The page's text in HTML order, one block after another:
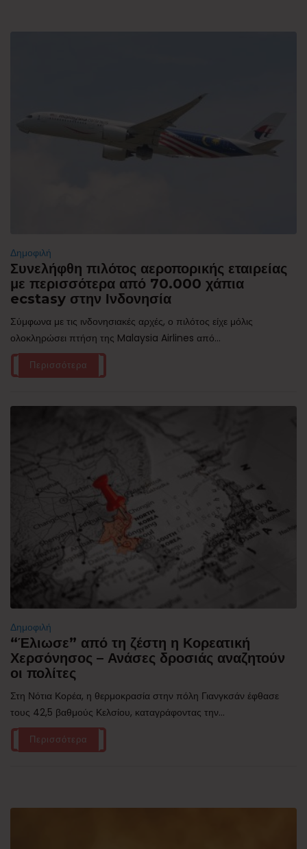
Δημοφιλή
Συνελήφθη πιλότος αεροπορικής εταιρείας
με περισσότερα από 70.000 χάπια
ecstasy στην Ινδονησία
Σύμφωνα με τις ινδονησιακές αρχές, ο πιλότος είχε μόλις
ολοκληρώσει πτήση της Malaysia Airlines από...
Περισσότερα
Δημοφιλή
“Έλιωσε” από τη ζέστη η Κορεατική
Χερσόνησος – Ανάσες δροσιάς αναζητούν
οι πολίτες
Στη Νότια Κορέα, η θερμοκρασία στην πόλη Γιανγκσάν έφθασε
τους 42,5 βαθμούς Κελσίου, καταγράφοντας την...
Περισσότερα